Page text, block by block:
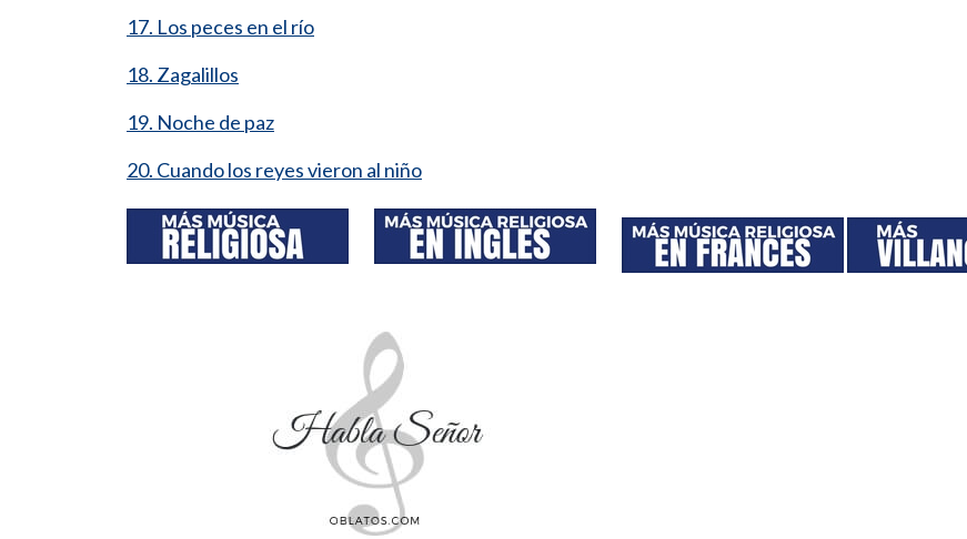
17. Los peces en el río
18. Zagalillos
19. Noche de paz
20. Cuando los reyes vieron al niño